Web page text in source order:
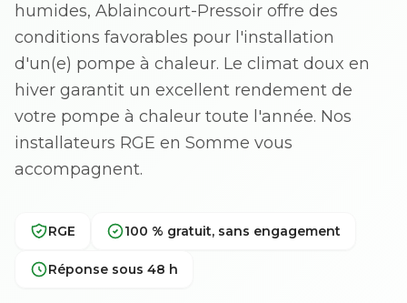
humides, Ablaincourt-Pressoir offre des
conditions favorables pour l'installation
d'un(e) pompe à chaleur. Le climat doux en
hiver garantit un excellent rendement de
votre pompe à chaleur toute l'année. Nos
installateurs RGE en Somme vous
accompagnent.
RGE 100 % gratuit, sans engagement
Réponse sous 48 h